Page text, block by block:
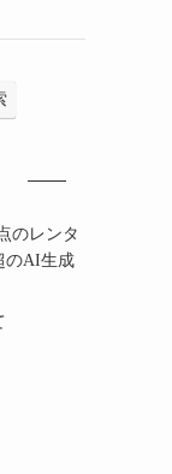
のレンタ
のAI生成